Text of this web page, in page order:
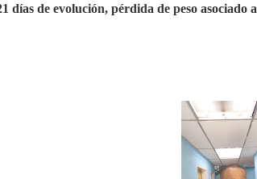
días de evolución, pérdida de peso asociado a